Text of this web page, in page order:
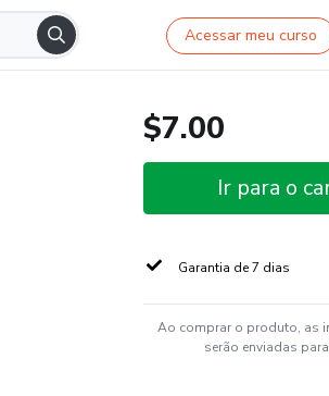
Acessar meu curso
$7.00
Ir para o
Garantia de 7 dias
Ao comprar o produto, as
serão enviadas